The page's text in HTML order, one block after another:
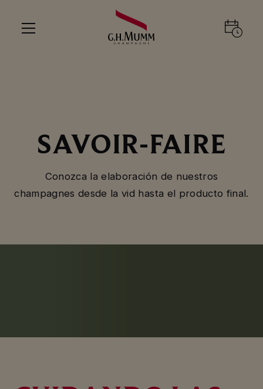
SAVOIR-FAIRE
Conozca la elaboración de nuestros
champagnes desde la vid hasta el producto final.